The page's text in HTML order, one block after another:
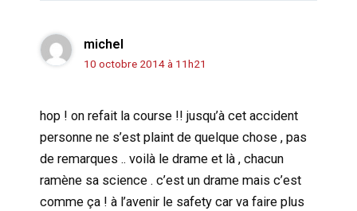
michel
10 octobre 2014 à 11h21
hop ! on refait la course !! jusqu’à cet accident
personne ne s’est plaint de quelque chose , pas
de remarques .. voilà le drame et là , chacun
ramène sa science . c’est un drame mais c’est
comme ça ! à l’avenir le safety car va faire plus